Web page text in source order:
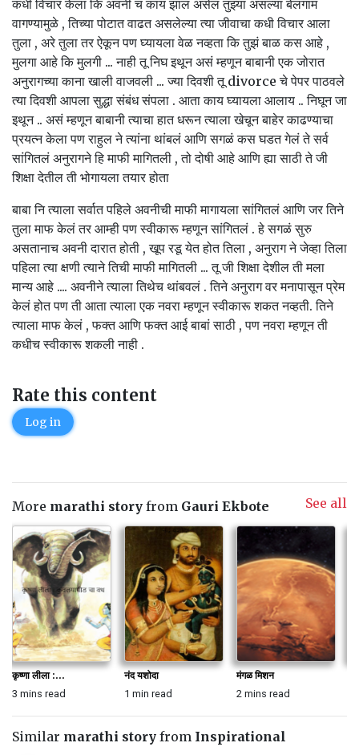
कधी विचार केला कि अवनी च काय झालं असेल तुझ्या असल्या बेलगाम
वागण्यामुळे , तिच्या पोटात वाढत असलेल्या त्या जीवाचा कधी विचार आला
तुला , अरे तुला तर ऐकून पण घ्यायला वेळ नव्हता कि तुझं बाळ कस आहे ,
मुलगा आहे कि मुलगी ... नाही तू निघ इथून असं म्हणून बाबानी एक जोरात
अनुरागच्या काना खाली वाजवली ... ज्या दिवशी तू divorce चे पेपर पाठवले
त्या दिवशी आपला सुद्धा संबंध संपला . आता काय घ्यायला आलाय .. निघून जा
इथून .. असं म्हणून बाबानी त्याचा हात धरून त्याला खेचून बाहेर काढण्याचा
प्रयत्न केला पण राहुल ने त्यांना थांबलं आणि सगळं कस घडत गेलं ते सर्व
सांगितलं अनुरागने हि माफी मागितली , तो दोषी आहे आणि ह्या साठी ते जी
शिक्षा देतील ती भोगायला तयार होता
बाबा नि त्याला सर्वात पहिले अवनीची माफी मागायला सांगितलं आणि जर तिने
तुला माफ केलं तर आम्ही पण स्वीकारू म्हणून सांगितलं . हे सगळं सुरु
असतानाच अवनी दारात होती , खूप रडू येत होत तिला , अनुराग ने जेव्हा तिला
पहिला त्या क्षणी त्याने तिची माफी मागितली ... तू जी शिक्षा देशील ती मला
मान्य आहे .... अवनीने त्याला तिथेच थांबवलं . तिने अनुराग वर मनापासून प्रेम
केलं होत पण ती आता त्याला एक नवरा म्हणून स्वीकारू शकत नव्हती. तिने
त्याला माफ केलं , फक्त आणि फक्त आई बाबां साठी , पण नवरा म्हणून ती
कधीच स्वीकारू शकली नाही .
Rate this content
Log in
More marathi story from Gauri Ekbote See all
कृष्णा लीला :...
3 mins read
नंद यशोदा
1 min read
मंगळ मिशन
2 mins read
Similar marathi story from Inspirational